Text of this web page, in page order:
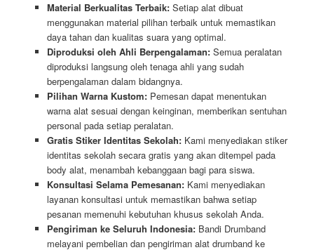
Material Berkualitas Terbaik:Setiap alat dibuat
menggunakan material pilihan terbaik untuk memastikan
daya tahan dan kualitas suara yang optimal.
Diproduksi oleh Ahli Berpengalaman:Semua peralatan
diproduksi langsung oleh tenaga ahli yang sudah
berpengalaman dalam bidangnya.
Pilihan Warna Kustom:Pemesan dapat menentukan
warna alat sesuai dengan keinginan, memberikan sentuhan
personal pada setiap peralatan.
Gratis Stiker Identitas Sekolah:Kami menyediakan stiker
identitas sekolah secara gratis yang akan ditempel pada
body alat, menambah kebanggaan bagi para siswa.
Konsultasi Selama Pemesanan:Kami menyediakan
layanan konsultasi untuk memastikan bahwa setiap
pesanan memenuhi kebutuhan khusus sekolah Anda.
Pengiriman ke Seluruh Indonesia:Bandi Drumband
melayani pembelian dan pengiriman alat drumband ke